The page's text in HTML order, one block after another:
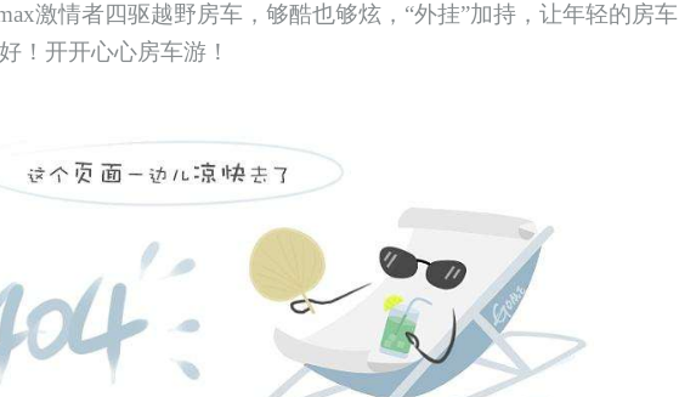
激情者四驱越野房车，够酷也够炫， “外挂”加持，让年轻的房车
！ 开开心心房车游 ！